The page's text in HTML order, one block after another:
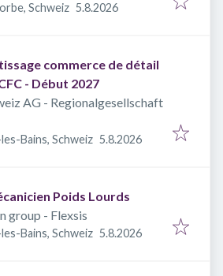
Schweiz Veröffentlicht
5.8.2026
commerce de détail
- Début 2027
AG - Regionalgesellschaft
Bains, Schweiz Veröffentlicht
5.8.2026
Poids Lourds
group - Flexsis
Bains, Schweiz Veröffentlicht
5.8.2026